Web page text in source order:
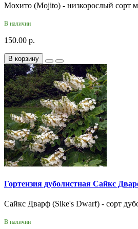
Мохито (Mojito) - низкорослый сорт
В наличии
150.00 р.
В корзину
Гортензия дуболистная Сайкс
Сайкс Дварф (Sike's Dwarf) - сорт
В наличии